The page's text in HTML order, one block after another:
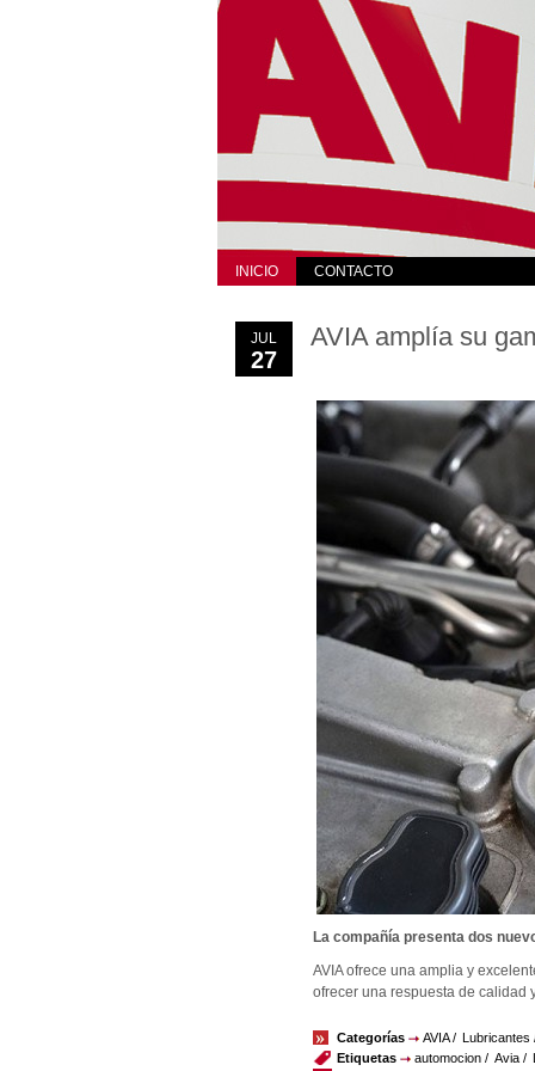
INICIO CONTACTO
JUL
27
AVIA amplía su
La compañía presenta dos
AVIA ofrece una amplia y
ofrecer una respuesta de calidad
Categorías
AVIA
Lubricantes
Etiquetas
automocion Avia